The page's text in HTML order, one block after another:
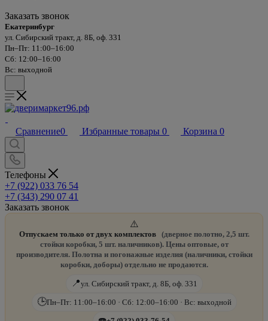
Заказать звонок
Екатеринбург
ул. Сибирский тракт, д. 8Б, оф. 331
Пн–Пт: 11:00–16:00
Сб: 12:00–16:00
Вс: выходной
Сравнение0 Избранные товары 0 Корзина 0
Телефоны
+7 (922) 033 76 54
+7 (343) 290 07 41
Заказать звонок
⚠️
Отпускаем только от двух комплектов
(дверное полотно, 2,5 шт.
стойки коробки, 5 шт. наличников). Цены оптовые, от
производителя. Полотна и погонажные изделия (наличники, стойки
коробки, доборы) отдельно не продаются.
📍ул. Сибирский тракт, д. 8Б, оф. 331
🕒Пн–Пт: 11:00–16:00 · Сб: 12:00–16:00 · Вс: выходной